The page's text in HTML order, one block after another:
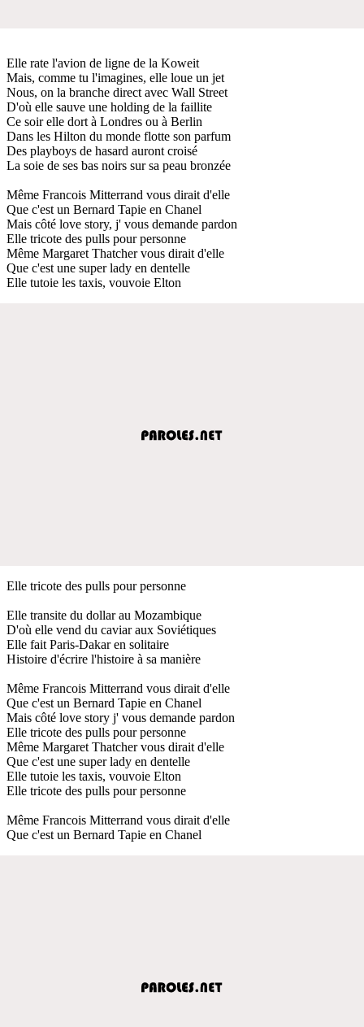
Elle rate l'avion de ligne de la Koweit
Mais, comme tu l'imagines, elle loue un jet
Nous, on la branche direct avec Wall Street
D'où elle sauve une holding de la faillite
Ce soir elle dort à Londres ou à Berlin
Dans les Hilton du monde flotte son parfum
Des playboys de hasard auront croisé
La soie de ses bas noirs sur sa peau bronzée
Même Francois Mitterrand vous dirait d'elle
Que c'est un Bernard Tapie en Chanel
Mais côté love story, j' vous demande pardon
Elle tricote des pulls pour personne
Même Margaret Thatcher vous dirait d'elle
Que c'est une super lady en dentelle
Elle tutoie les taxis, vouvoie Elton
Elle tricote des pulls pour personne
Elle transite du dollar au Mozambique
D'où elle vend du caviar aux Soviétiques
Elle fait Paris-Dakar en solitaire
Histoire d'écrire l'histoire à sa manière
Même Francois Mitterrand vous dirait d'elle
Que c'est un Bernard Tapie en Chanel
Mais côté love story j' vous demande pardon
Elle tricote des pulls pour personne
Même Margaret Thatcher vous dirait d'elle
Que c'est une super lady en dentelle
Elle tutoie les taxis, vouvoie Elton
Elle tricote des pulls pour personne
Même Francois Mitterrand vous dirait d'elle
Que c'est un Bernard Tapie en Chanel